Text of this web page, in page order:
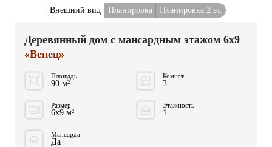
Внешний вид Планировка Планировка 2 эт.
Деревянный дом с мансардным этажом 6x9
«Венец»
Площадь
90 м²
Комнат
3
Размер
6x9 м²
Этажность
1
Мансарда
Да